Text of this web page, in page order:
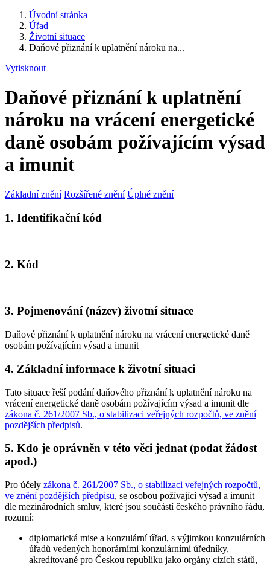
Úvodní stránka
Úřad
Životní situace
Daňové přiznání k uplatnění nároku na...
Vytisknout
Daňové přiznání k uplatnění
nároku na vrácení energetické
daně osobám požívajícím výsad
a imunit
Základní znění Rozšířené znění Úplné znění
1. Identifikační kód
2. Kód
3. Pojmenování (název) životní situace
Daňové přiznání k uplatnění nároku na vrácení energetické daně
osobám požívajícím výsad a imunit
4. Základní informace k životní situaci
Tato situace řeší podání daňového přiznání k uplatnění nároku na
vrácení energetické daně osobám požívajícím výsad a imunit dle
zákona č. 261/2007 Sb., o stabilizaci veřejných rozpočtů, ve znění
pozdějších předpisů.
5. Kdo je oprávněn v této věci jednat (podat žádost
apod.)
Pro účely zákona č. 261/2007 Sb., o stabilizaci veřejných rozpočtů,
ve znění pozdějších předpisů, se osobou požívající výsad a imunit
dle mezinárodních smluv, které jsou součástí českého právního řádu,
rozumí:
diplomatická mise a konzulární úřad, s výjimkou konzulárních
úřadů vedených honorárními konzulárními úředníky,
akreditované pro Českou republiku jako orgány cizích států,